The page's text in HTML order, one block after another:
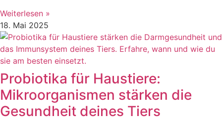
Weiterlesen »
18. Mai 2025
Probiotika für Haustiere:
Mikroorganismen stärken die
Gesundheit deines Tiers